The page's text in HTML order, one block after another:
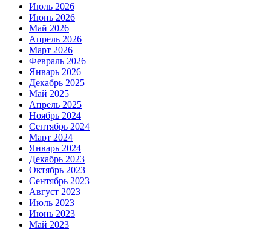
Июль 2026
Июнь 2026
Май 2026
Апрель 2026
Март 2026
Февраль 2026
Январь 2026
Декабрь 2025
Май 2025
Апрель 2025
Ноябрь 2024
Сентябрь 2024
Март 2024
Январь 2024
Декабрь 2023
Октябрь 2023
Сентябрь 2023
Август 2023
Июль 2023
Июнь 2023
Май 2023